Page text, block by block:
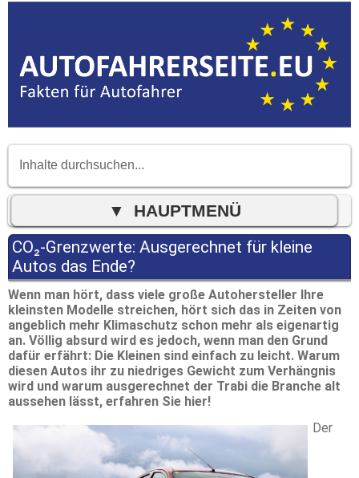
CO₂-Grenzwerte: Ausgerechnet für kleine
Autos das Ende?
Wenn man hört, dass viele große Autohersteller Ihre
kleinsten Modelle streichen, hört sich das in Zeiten von
angeblich mehr Klimaschutz schon mehr als eigenartig
an. Völlig absurd wird es jedoch, wenn man den Grund
dafür erfährt: Die Kleinen sind einfach zu leicht. Warum
diesen Autos ihr zu niedriges Gewicht zum Verhängnis
wird und warum ausgerechnet der Trabi die Branche alt
aussehen lässt, erfahren Sie hier!
Der